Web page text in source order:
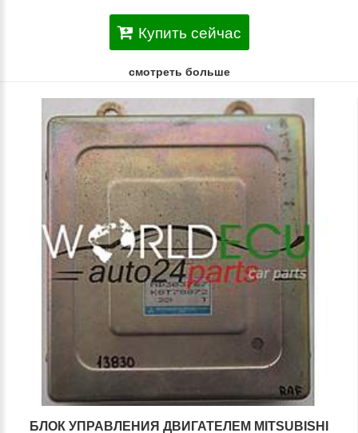
Купить сейчас
смотреть больше
БЛОК УПРАВЛЕНИЯ ДВИГАТЕЛЕМ MITSUBISHI